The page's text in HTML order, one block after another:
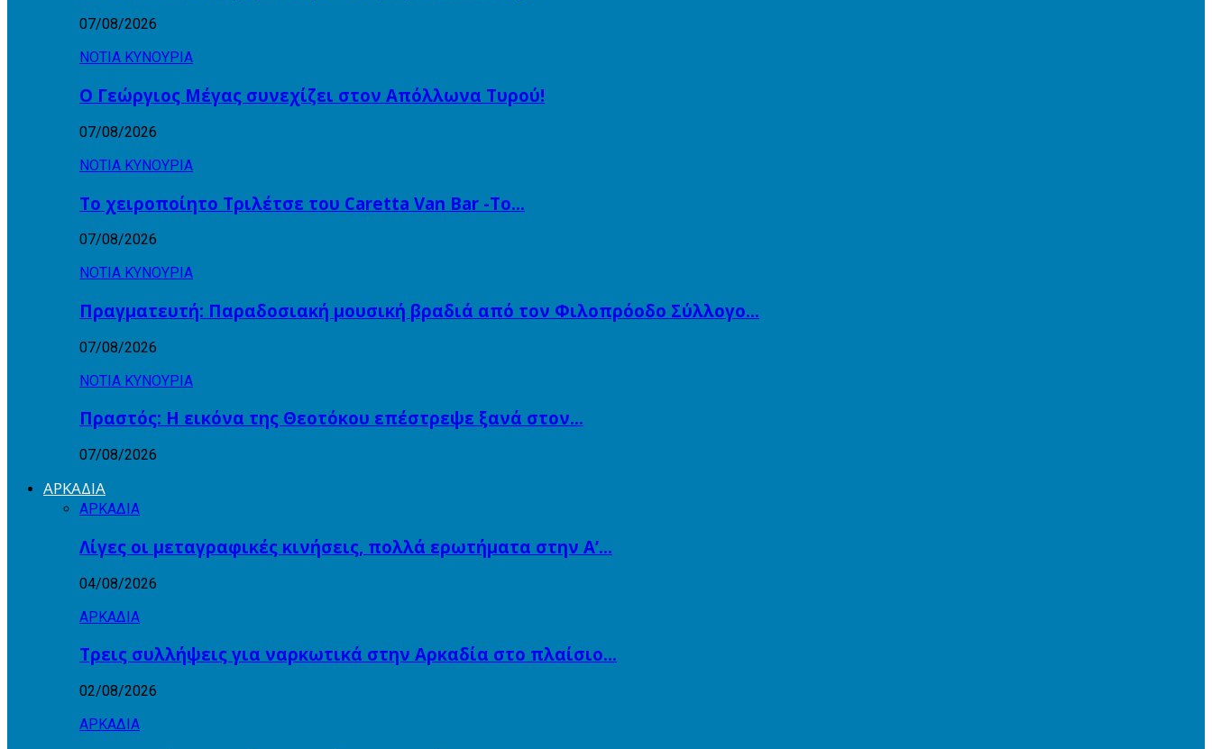
07/08/2026
ΝΟΤΙΑ ΚΥΝΟΥΡΙΑ
Ο Γεώργιος Μέγας συνεχίζει στον Απόλλωνα Τυρού!
07/08/2026
ΝΟΤΙΑ ΚΥΝΟΥΡΙΑ
Το χειροποίητο Τριλέτσε του Caretta Van Bar -Το…
07/08/2026
ΝΟΤΙΑ ΚΥΝΟΥΡΙΑ
Πραγματευτή: Παραδοσιακή μουσική βραδιά από τον Φιλοπρόοδο Σύλλογο…
07/08/2026
ΝΟΤΙΑ ΚΥΝΟΥΡΙΑ
Πραστός: Η εικόνα της Θεοτόκου επέστρεψε ξανά στον…
07/08/2026
ΑΡΚΑΔΙΑ
ΑΡΚΑΔΙΑ
Λίγες οι μεταγραφικές κινήσεις, πολλά ερωτήματα στην Α’…
04/08/2026
ΑΡΚΑΔΙΑ
Τρεις συλλήψεις για ναρκωτικά στην Αρκαδία στο πλαίσιο…
02/08/2026
ΑΡΚΑΔΙΑ